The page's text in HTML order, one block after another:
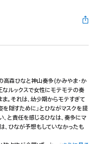
高森ひなと神山奏多(かみやま・か
なルックスで女性にモテモテの奏
。それは、幼少期からモテすぎて
を隠すために」とひながマスクを提
と責任を感じるひなは、奏多にマ
、ひなが予想もしていなかったも